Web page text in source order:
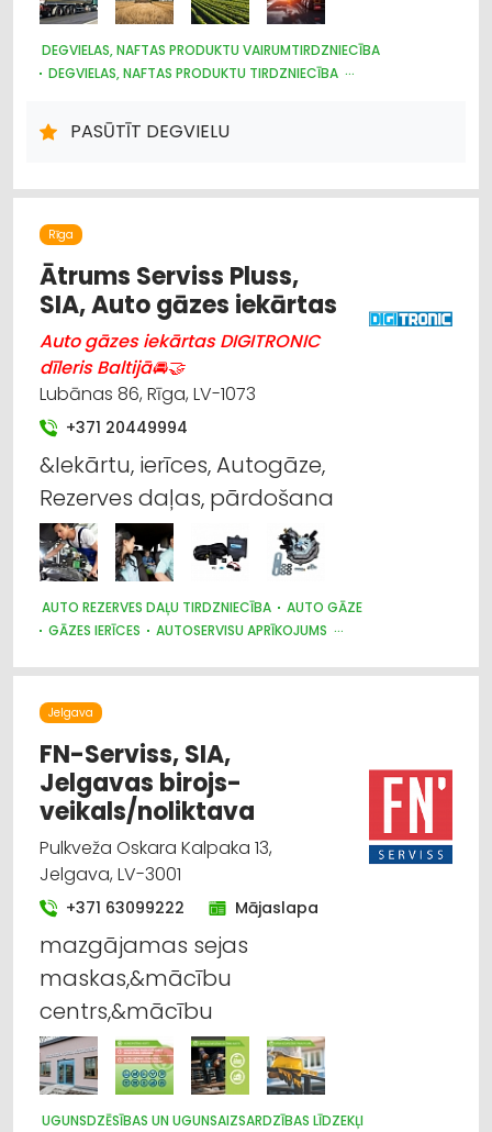
DEGVIELAS, NAFTAS PRODUKTU VAIRUMTIRDZNIECĪBA
DEGVIELAS, NAFTAS PRODUKTU TIRDZNIECĪBA
KURINĀMAIS
PASŪTĪT DEGVIELU
Rīga
Ātrums Serviss Pluss,
SIA, Auto gāzes iekārtas
Auto gāzes iekārtas DIGITRONIC
dīleris Baltijā🚘🤝
Lubānas 86, Rīga, LV-1073
+371 20449994
&Iekārtu, ierīces, Autogāze,
Rezerves daļas, pārdošana
AUTO REZERVES DAĻU TIRDZNIECĪBA
AUTO GĀZE
GĀZES IERĪCES
AUTOSERVISU APRĪKOJUMS
AUTO REMONTS, APKOPE
AUTO REZERVES DAĻU VAIRUMTIRDZNIECĪBA
Jelgava
FN-Serviss, SIA,
Jelgavas birojs-
veikals/noliktava
Pulkveža Oskara Kalpaka 13,
Jelgava, LV-3001
+371 63099222 Mājaslapa
mazgājamas sejas
maskas,&mācību
centrs,&mācību
UGUNSDZĒSĪBAS UN UGUNSAIZSARDZĪBAS LĪDZEKĻI